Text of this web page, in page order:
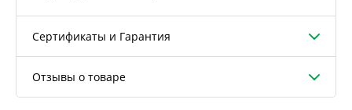
Сертификаты и Гарантия
Отзывы о товаре